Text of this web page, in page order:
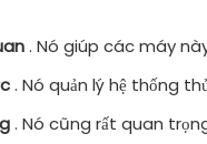
. Nó giúp các máy
. Nó quản lý hệ thống
. Nó cũng rất quan